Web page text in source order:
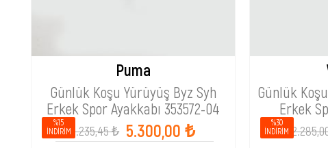
Puma
Günlük Koşu Yürüyüş Byz Syh
Erkek Spor Ayakkabı 353572-04
5.300,00 ₺
6.235,45 ₺
%15
İNDIRIM
Günlük
Erkek
%30
İNDIRIM